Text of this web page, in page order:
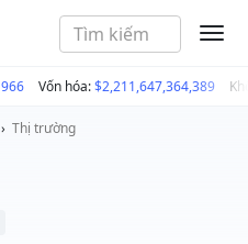
966 Vốn hóa:$2,211,647,364,389
› Thị trường